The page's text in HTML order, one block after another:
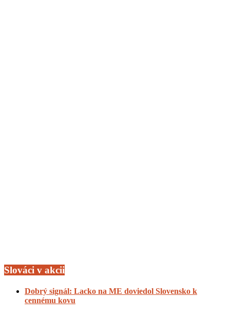
Slováci v akcii
Dobrý signál: Lacko na ME doviedol Slovensko k
cennému kovu